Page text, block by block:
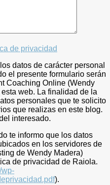
de privacidad
datos de carácter personal
el presente formulario serán
Coaching Online (Wendy
web. La finalidad de la
personales que te solicito
que realizas en este blog.
interesado.
te informo que los datos
en los servidores de
de Wendy Madera)
de privacidad de Raiola.
wp-
).